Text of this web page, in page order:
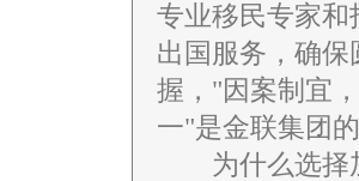
专业移民专家
出国服务，确
握，"因案制宜
一"是金联集团
为什么选择